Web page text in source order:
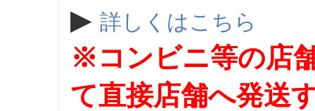
▶ 詳しくはこちら
※コンビニ等の店
て直接店舗へ発送